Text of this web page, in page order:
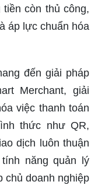
còn thủ công,
áp lực chuẩn hóa
đến giải pháp
Merchant, giải
việc thanh toán
thức như QR,
dịch luôn thuận
năng quản lý
chủ doanh nghiệp